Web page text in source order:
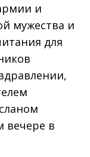
и
мужества и
для
вечере в